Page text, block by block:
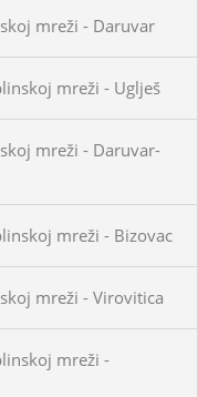
mreži - Daruvar
mreži - Uglješ
mreži - Daruvar-
mreži - Bizovac
mreži - Virovitica
mreži -